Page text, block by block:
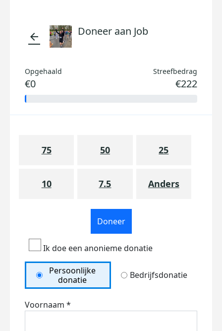
arrow_back Doneer aan Job
Opgehaald
€0
Streefbedrag
€222
75 50 25
10 7.5 Anders
Doneer
Ik doe een anonieme donatie
Persoonlijke
donatie
Bedrijfsdonatie
Voornaam *